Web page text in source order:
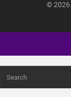
© 2026